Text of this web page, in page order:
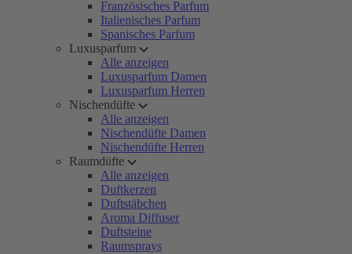
Französisches Parfum
Italienisches Parfum
Spanisches Parfum
Luxusparfum
Alle anzeigen
Luxusparfum Damen
Luxusparfum Herren
Nischendüfte
Alle anzeigen
Nischendüfte Damen
Nischendüfte Herren
Raumdüfte
Alle anzeigen
Duftkerzen
Duftstäbchen
Aroma Diffuser
Duftsteine
Raumsprays